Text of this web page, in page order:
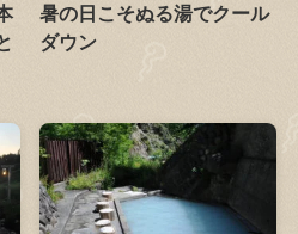
暑の日こそぬる湯でクール
ダウン